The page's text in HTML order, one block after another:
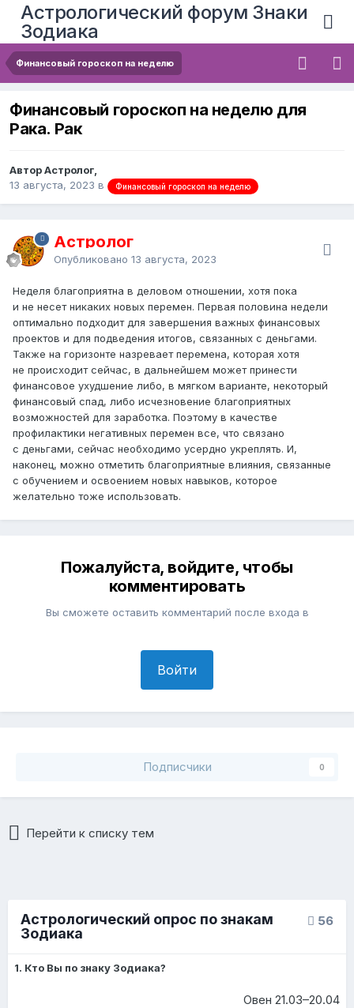
Астрологический форум Знаки
Зодиака
Финансовый гороскоп на неделю
Финансовый гороскоп на неделю для
Рака. Рак
Автор Астролог,
13 августа, 2023 в Финансовый гороскоп на неделю
Астролог
Опубликовано 13 августа, 2023
Неделя благоприятна в деловом отношении, хотя пока
и не несет никаких новых перемен. Первая половина недели
оптимально подходит для завершения важных финансовых
проектов и для подведения итогов, связанных с деньгами.
Также на горизонте назревает перемена, которая хотя
не происходит сейчас, в дальнейшем может принести
финансовое ухудшение либо, в мягком варианте, некоторый
финансовый спад, либо исчезновение благоприятных
возможностей для заработка. Поэтому в качестве
профилактики негативных перемен все, что связано
с деньгами, сейчас необходимо усердно укреплять. И,
наконец, можно отметить благоприятные влияния, связанные
с обучением и освоением новых навыков, которое
желательно тоже использовать.
Пожалуйста, войдите, чтобы
комментировать
Вы сможете оставить комментарий после входа в
Войти
Подписчики 0
Перейти к списку тем
56
Астрологический опрос по знакам
Зодиака
1. Кто Вы по знаку Зодиака?
Овен 21.03–20.04